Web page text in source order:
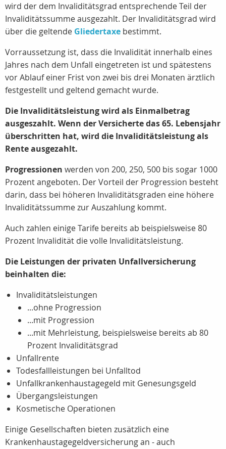
wird der dem Invaliditätsgrad entsprechende Teil der
Invaliditätssumme ausgezahlt. Der Invaliditätsgrad wird
über die geltende Gliedertaxe bestimmt.
Vorraussetzung ist, dass die Invalidität innerhalb eines
Jahres nach dem Unfall eingetreten ist und spätestens
vor Ablauf einer Frist von zwei bis drei Monaten ärztlich
festgestellt und geltend gemacht wurde.
Die Invaliditätsleistung wird als Einmalbetrag
ausgeszahlt. Wenn der Versicherte das 65. Lebensjahr
überschritten hat, wird die Invaliditätsleistung als
Rente ausgezahlt.
Progressionen werden von 200, 250, 500 bis sogar 1000
Prozent angeboten. Der Vorteil der Progression besteht
darin, dass bei höheren Invaliditätsgraden eine höhere
Invaliditätssumme zur Auszahlung kommt.
Auch zahlen einige Tarife bereits ab beispielsweise 80
Prozent Invalidität die volle Invaliditätsleistung.
Die Leistungen der privaten Unfallversicherung
beinhalten die:
Invaliditätsleistungen
...ohne Progression
...mit Progression
...mit Mehrleistung, beispielsweise bereits ab 80
Prozent Invaliditätsgrad
Unfallrente
Todesfallleistungen bei Unfalltod
Unfallkrankenhaustagegeld mit Genesungsgeld
Übergangsleistungen
Kosmetische Operationen
Einige Gesellschaften bieten zusätzlich eine
Krankenhaustagegeldversicherung an - auch